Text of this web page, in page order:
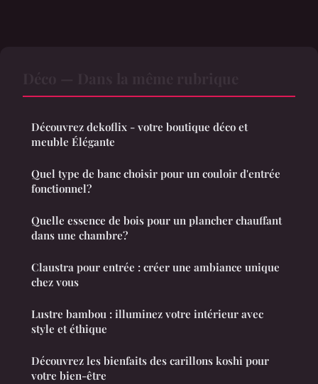
Découvrez dekoflix - votre boutique déco et
meuble Élégante
Quel type de banc choisir pour un couloir d'entrée
fonctionnel?
Quelle essence de bois pour un plancher chauffant
dans une chambre?
Claustra pour entrée : créer une ambiance unique
chez vous
Lustre bambou : illuminez votre intérieur avec
style et éthique
Découvrez les bienfaits des carillons koshi pour
votre bien-être